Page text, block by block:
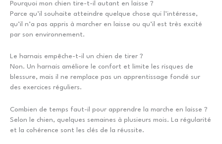
Pourquoi mon chien tire-t-il autant en laisse ?
Parce qu’il souhaite atteindre quelque chose qui l’intéresse,
qu’il n’a pas appris à marcher en laisse ou qu’il est très excité
par son environnement.
Le harnais empêche-t-il un chien de tirer ?
Non. Un harnais améliore le confort et limite les risques de
blessure, mais il ne remplace pas un apprentissage fondé sur
des exercices réguliers.
Combien de temps faut-il pour apprendre la marche en laisse ?
Selon le chien, quelques semaines à plusieurs mois. La régularité
et la cohérence sont les clés de la réussite.